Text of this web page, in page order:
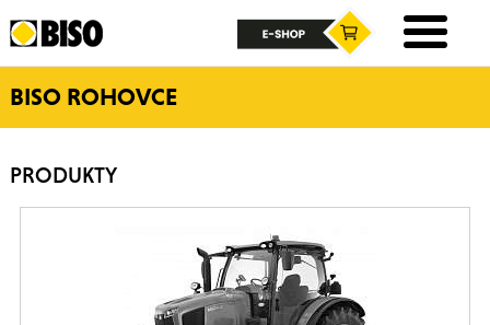
BISO ROHOVCE
PRODUKTY